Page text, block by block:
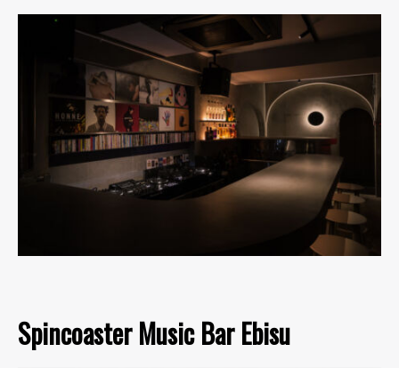
Spincoaster Music Bar Ebisu